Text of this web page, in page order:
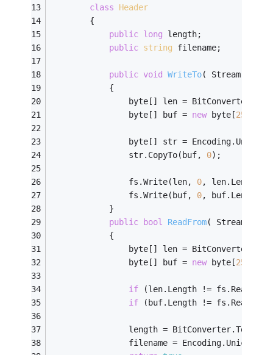
class
Header
        {
public long length;
public string filename;
public void WriteTo( Stream fs )
            {
byte[] len =
                byte[] buf =
new byte[256
byte[] str =
                str.CopyTo(buf,
0);
                fs.Write(len,
0, len.Length);
                fs.Write(buf,
0, buf.Length);
            }
public
bool ReadFrom( Stream fs)
            {
byte[] len =
                byte[] buf =
new byte[256
if (len.Length !=
if (buf.Length !=
length =
filename =